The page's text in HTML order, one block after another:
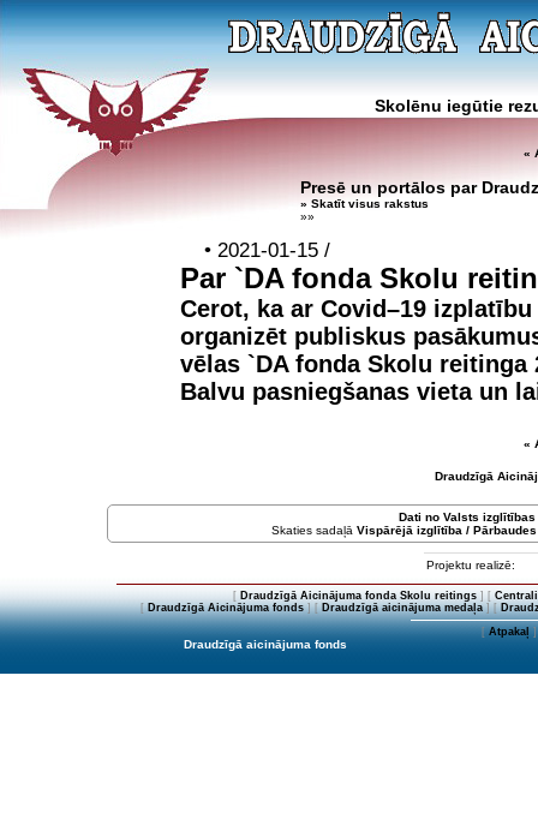
Skolēnu iegūtie
«
Presē un portālos par
» Skatīt visus rakstus
»»
• 2021-01-15 /
Par `DA fonda Skolu
Cerot, ka ar Covid–19
organizēt publiskus
vēlas `DA fonda Skolu reitinga
Balvu pasniegšanas vieta un
«
Draudzīgā
Dati no Valsts
Skaties sadaļā Vispārējā izglītība /
Projektu realizē:
[ Draudzīgā Aicinājuma fonda Skolu reitings] [
[Draudzīgā Aicinājuma fonds] [Draudzīgā aicinājuma medaļa] [
[Atpakaļ]
Draudzīgā aicinājuma fonds